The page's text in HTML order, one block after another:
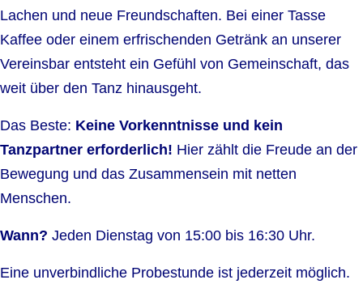
Lachen und neue Freundschaften. Bei einer Tasse
Kaffee oder einem erfrischenden Getränk an unserer
Vereinsbar entsteht ein Gefühl von Gemeinschaft, das
weit über den Tanz hinausgeht.
Das Beste: Keine Vorkenntnisse und kein
Tanzpartner erforderlich! Hier zählt die Freude an der
Bewegung und das Zusammensein mit netten
Menschen.
Wann? Jeden Dienstag von 15:00 bis 16:30 Uhr.
Eine unverbindliche Probestunde ist jederzeit möglich.